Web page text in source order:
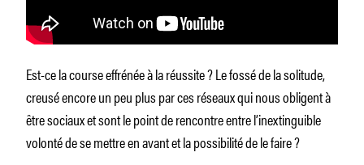
Est-ce la course effrénée à la réussite ? Le fossé de la solitude,
creusé encore un peu plus par ces réseaux qui nous obligent à
être sociaux et sont le point de rencontre entre l’inextinguible
volonté de se mettre en avant et la possibilité de le faire ?